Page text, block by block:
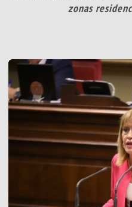
zonas